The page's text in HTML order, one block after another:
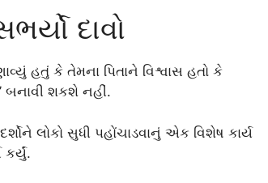
દાવો
હતું કે તેમના પિતાને વિશ્વાસ હતો કે
બનાવી શકશે નહીં.
લોકો સુધી પહોંચાડવાનું એક વિશેષ કાર્ય